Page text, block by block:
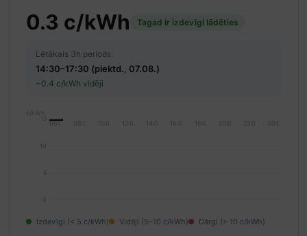
0.3 c/kWh Tagad ir izdevīgi lādēties
Lētākais 3h periods:
14:30–17:30 (piektd., 07.08.)
~0.4 c/kWh vidēji
c/kWh
0
5
10
15
06:00 08:00 10:00 12:00 14:00 16:00 18:00 20:00 22:00 00:00
Izdevīgi (< 5 c/kWh) Vidēji (5–10 c/kWh) Dārgi (> 10 c/kWh)